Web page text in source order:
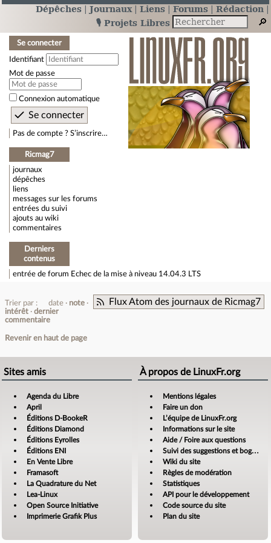
Dépêches Journaux Liens Forums
Rédaction
🎙️ Projets Libres
Se connecter
Identifiant
Mot de passe
Connexion automatique
Pas de compte ? S’inscrire…
Ricmag7
journaux
dépêches
liens
messages sur les forums
entrées du suivi
ajouts au wiki
commentaires
Derniers
contenus
entrée de forum Echec de la mise à niveau 14.04.3 LTS
Flux Atom des journaux de Ricmag7
Trier par : date
note
intérêt
dernier
commentaire
Revenir en haut de page
Sites amis
Agenda du Libre
April
Éditions D-BookeR
Éditions Diamond
Éditions Eyrolles
Éditions ENI
En Vente Libre
Framasoft
La Quadrature du Net
Lea-Linux
Open Source Initiative
Imprimerie Grafik Plus
À propos de LinuxFr.org
Mentions légales
Faire un don
L’équipe de LinuxFr.org
Informations sur le site
Aide / Foire aux questions
Suivi des suggestions et bogues
Wiki du site
Règles de modération
Statistiques
API pour le développement
Code source du site
Plan du site